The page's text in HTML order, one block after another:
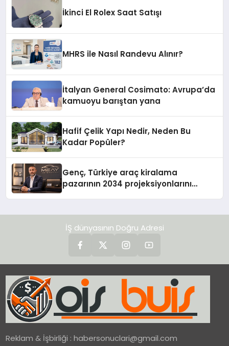
İkinci El Rolex Saat Satışı
MHRS ile Nasıl Randevu Alınır?
İtalyan General Cosimato: Avrupa’da
kamuoyu barıştan yana
Hafif Çelik Yapı Nedir, Neden Bu
Kadar Popüler?
Genç, Türkiye araç kiralama
pazarının 2034 projeksiyonlarını
İŞ dünyasının Doğru Adresi
Reklam & İşbirliği :habersonuclari@gmail.com